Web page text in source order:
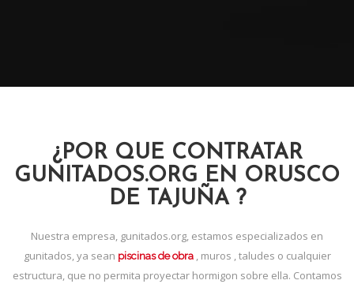
¿POR QUE CONTRATAR
GUNITADOS.ORG EN ORUSCO
DE TAJUÑA ?
Nuestra empresa, gunitados.org, estamos especializados en
gunitados, ya sean piscinas de obra, muros , taludes o cualquier
estructura, que no permita proyectar hormigon sobre ella. Contamos